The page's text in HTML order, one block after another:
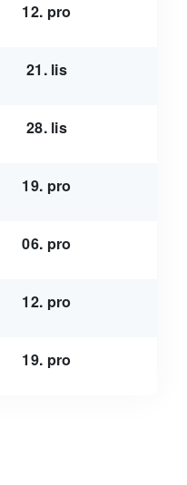
12. pro
21. lis
28. lis
19. pro
06. pro
12. pro
19. pro